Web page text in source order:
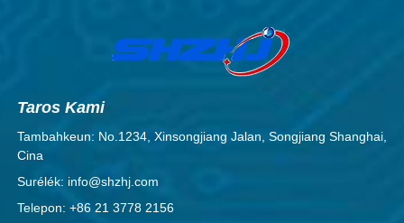
Taros Kami
Tambahkeun: No.1234, Xinsongjiang Jalan, Songjiang Shanghai,
Cina
Surélék: info@shzhj.com
Telepon: +86 21 3778 2156